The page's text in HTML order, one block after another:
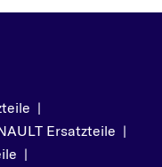
QASHQAI /
+2
|
Ersatzteile |
|